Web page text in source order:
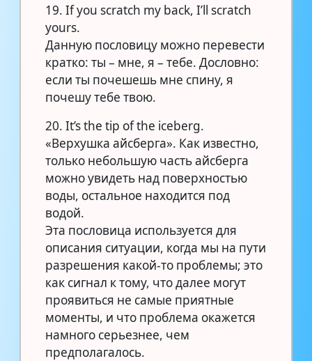
19. If you scratch my back, I’ll scratch
yours.
Данную пословицу можно перевести
кратко: ты – мне, я – тебе. Дословно:
если ты почешешь мне спину, я
почешу тебе твою.
20. It’s the tip of the iceberg.
«Верхушка айсберга». Как известно,
только небольшую часть айсберга
можно увидеть над поверхностью
воды, остальное находится под
водой.
Эта пословица используется для
описания ситуации, когда мы на пути
разрешения какой-то проблемы; это
как сигнал к тому, что далее могут
проявиться не самые приятные
моменты, и что проблема окажется
намного серьезнее, чем
предполагалось.